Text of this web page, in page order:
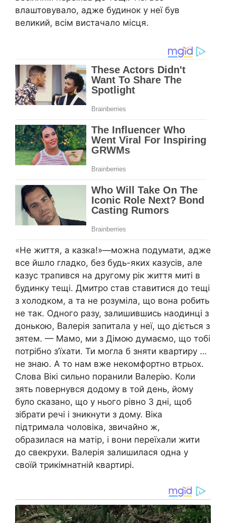
влаштовувало, адже будинок у неї був
великий, всім вистачало місця.
«Не життя, а казка!»—можна подумати, адже
все йшло гладко, без будь-яких казусів, але
казус трапився на другому рік життя миті в
будинку тещі. Дмитро став ставитися до тещі
з холодком, а та не розуміла, що вона робить
не так. Одного разу, залишившись наодинці з
донькою, Валерія запитала у неї, що діється з
зятем. — Мамо, ми з Дімою думаємо, що тобі
потрібно з’їхати. Ти могла б зняти квартиру …
не знаю. А то нам вже некомфортно втрьох.
Слова Вікі сильно поранили Валерію. Коли
зять повернувся додому в той день, йому
було сказано, що у нього рівно 3 дні, щоб
зібрати речі і зникнути з дому. Віка
підтримала чоловіка, звичайно ж,
образилася на матір, і вони переїхали жити
до свекрухи. Валерія залишилася одна у
своїй трикімнатній квартирі.